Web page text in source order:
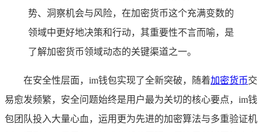
势、洞察机会与风险，在加密货币这个充满变数的
领域中更好地决策和行动，其重要性不言而喻，是
了解加密货币领域动态的关键渠道之一。
在安全性层面，im钱包实现了全新突破，随着加密货币交
易愈发频繁，安全问题始终是用户最为关切的核心要点，im钱
包团队投入大量心血，运用更为先进的加密算法与多重验证机